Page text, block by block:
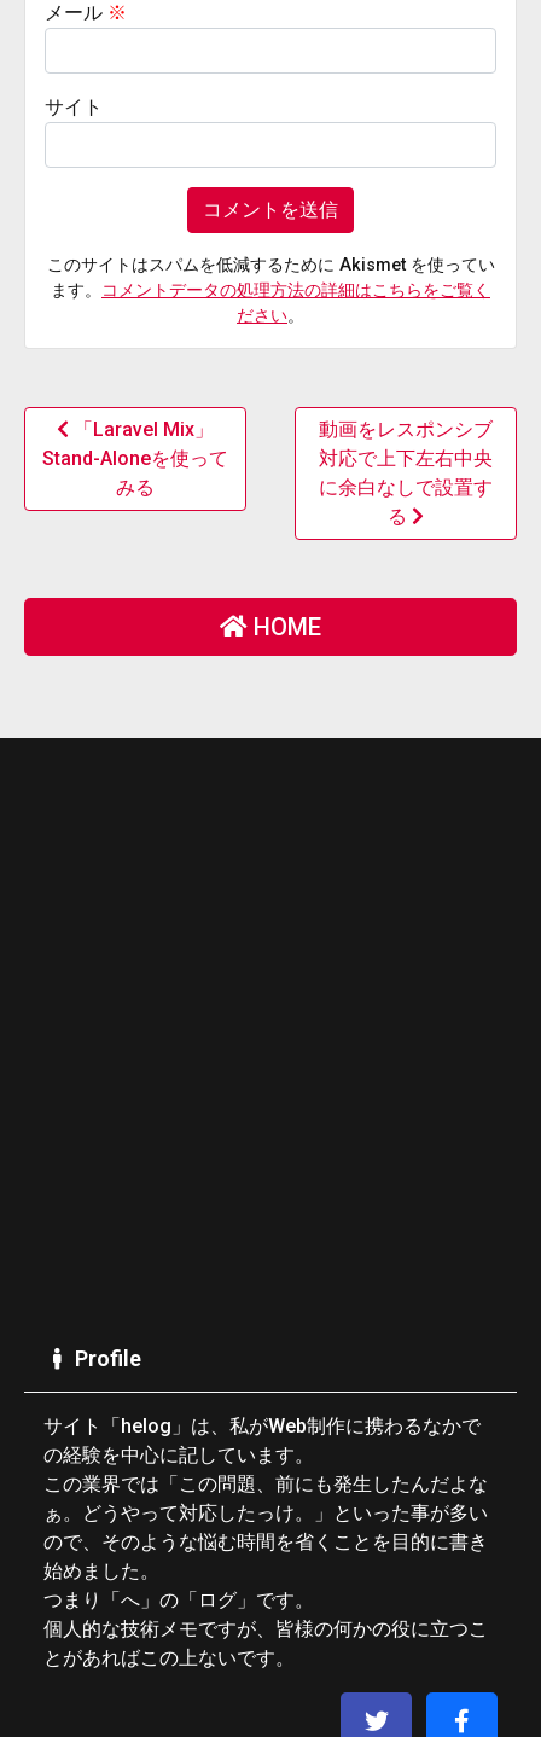
メール ※
サイト
このサイトはスパムを低減するために Akismet を使ってい
ます。
コメントデータの処理方法の詳細はこちらをご覧く
ださい。
「Laravel Mix」
Stand-Aloneを使って
みる
動画をレスポンシブ
対応で上下左右中央
に余白なしで設置す
る
HOME
Profile
サイト「helog」は、私がWeb制作に携わるなかで
の経験を中心に記しています。
この業界では「この問題、前にも発生したんだよな
ぁ。どうやって対応したっけ。」といった事が多い
ので、そのような悩む時間を省くことを目的に書き
始めました。
つまり「へ」の「ログ」です。
個人的な技術メモですが、皆様の何かの役に立つこ
とがあればこの上ないです。